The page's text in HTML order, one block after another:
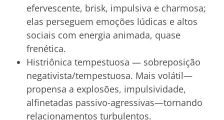
efervescente, brisk, impulsiva e charmosa;
elas perseguem emoções lúdicas e altos
sociais com energia animada, quase
frenética.
Histriônica tempestuosa — sobreposição
negativista/tempestuosa. Mais volátil—
propensa a explosões, impulsividade,
alfinetadas passivo-agressivas—tornando
relacionamentos turbulentos.